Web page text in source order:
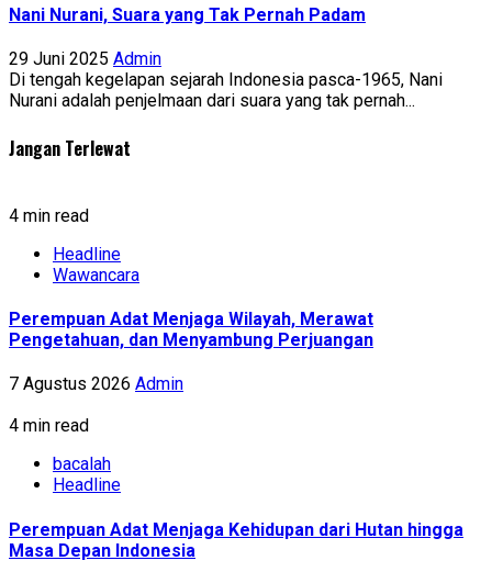
Nani Nurani, Suara yang Tak Pernah Padam
29 Juni 2025 Admin
Di tengah kegelapan sejarah Indonesia pasca-1965, Nani
Nurani adalah penjelmaan dari suara yang tak pernah...
Jangan Terlewat
4 min read
Headline
Wawancara
Perempuan Adat Menjaga Wilayah, Merawat
Pengetahuan, dan Menyambung Perjuangan
7 Agustus 2026 Admin
4 min read
bacalah
Headline
Perempuan Adat Menjaga Kehidupan dari Hutan hingga
Masa Depan Indonesia